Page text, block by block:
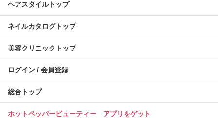
ヘアスタイルトップ
ネイルカタログトップ
美容クリニックトップ
ログイン / 会員登録
総合トップ
ホットペッパービューティー アプリをゲット